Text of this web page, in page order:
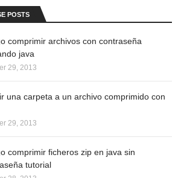
POSTS
comprimir archivos con contraseña
java
29, 2013
una carpeta a un archivo comprimido con
29, 2013
comprimir ficheros zip en java sin
tutorial